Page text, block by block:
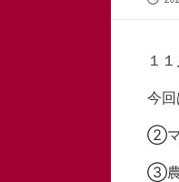
１
今
②マ
③農